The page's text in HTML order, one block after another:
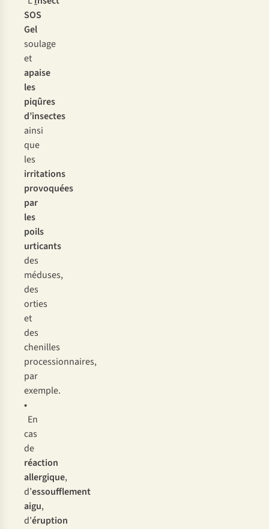
SOS
Gel
soulage
et
apaise
les
piqûres
d’insectes
ainsi
que
les
irritations
provoquées
par
les
poils
urticants
des
méduses,
des
orties
et
des
chenilles
processionnaires,
par
exemple.
•
En
cas
de
réaction
allergique,
d’essoufflement
aigu,
d’éruption